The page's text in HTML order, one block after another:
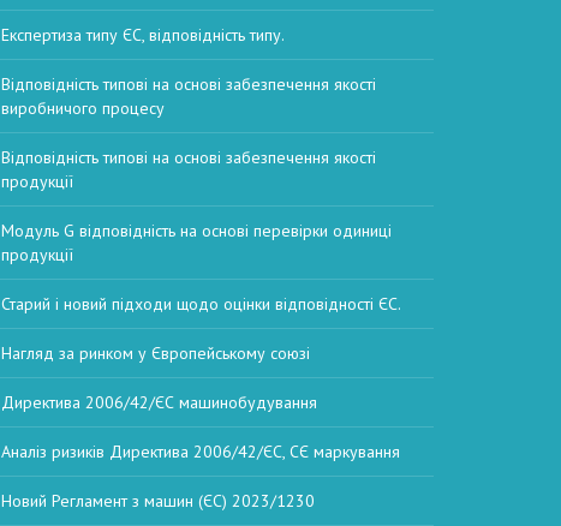
Експертиза типу ЄС, відповідність типу.
Відповідність типові на основі забезпечення якості
виробничого процесу
Відповідність типові на основі забезпечення якості
продукції
Модуль G відповідність на основі перевірки одиниці
продукції
Старий і новий підходи щодо оцінки відповідності ЄС.
Нагляд за ринком у Європейському союзі
Директива 2006/42/ЄС машинобудування
Аналіз ризиків Директива 2006/42/ЄС, СЄ маркування
Новий Регламент з машин (ЄС) 2023/1230